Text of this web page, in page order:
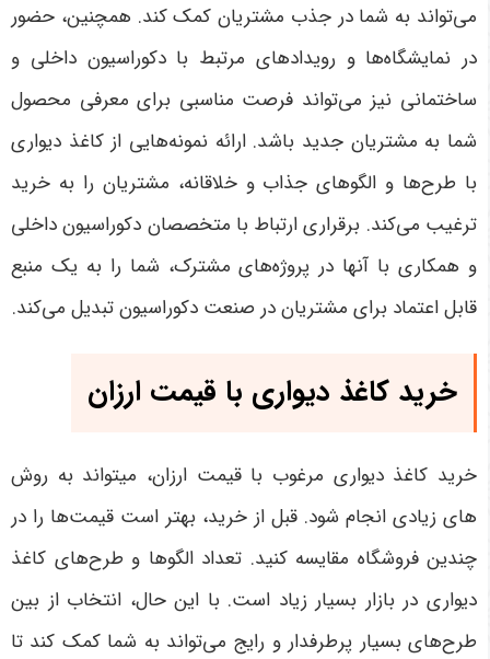
می‌تواند به شما در جذب مشتریان کمک کند. همچنین، حضور
در نمایشگاه‌ها و رویدادهای مرتبط با دکوراسیون داخلی و
ساختمانی نیز می‌تواند فرصت مناسبی برای معرفی محصول
شما به مشتریان جدید باشد. ارائه نمونه‌هایی از کاغذ دیواری
با طرح‌ها و الگوهای جذاب و خلاقانه، مشتریان را به خرید
ترغیب می‌کند. برقراری ارتباط با متخصصان دکوراسیون داخلی
و همکاری با آنها در پروژه‌های مشترک، شما را به یک منبع
قابل اعتماد برای مشتریان در صنعت دکوراسیون تبدیل می‌کند.
خرید کاغذ دیواری با قیمت ارزان
خرید کاغذ دیواری مرغوب با قیمت ارزان، میتواند به روش
های زیادی انجام شود. قبل از خرید، بهتر است قیمت‌ها را در
چندین فروشگاه مقایسه کنید. تعداد الگوها و طرح‌های کاغذ
دیواری در بازار بسیار زیاد است. با این حال، انتخاب از بین
طرح‌های بسیار پرطرفدار و رایج می‌تواند به شما کمک کند تا